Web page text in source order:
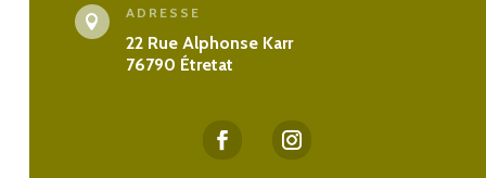

ADRESSE
22 Rue Alphonse Karr
76790 Étretat